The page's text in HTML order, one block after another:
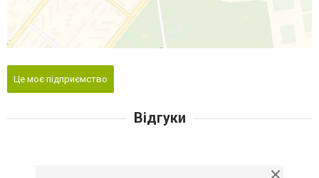
Це моє підприємство
Відгуки